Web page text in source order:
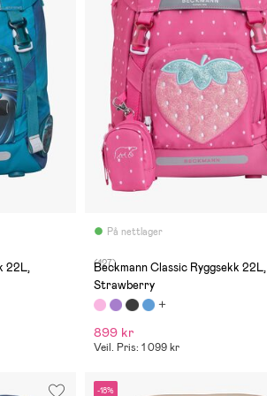
22L,
På nettlager
(127)
Beckmann Classic Ryggsekk 22L,
Strawberry
899 kr
Veil. Pris: 1 099 kr
-18%